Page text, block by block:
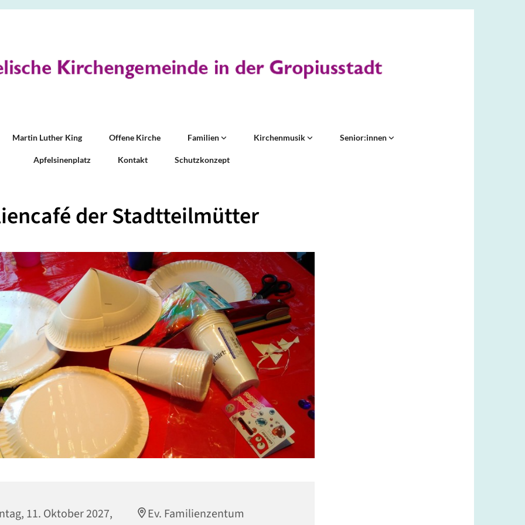
Martin Luther King Offene Kirche Familien Kirchenmusik Senior:innen
Apfelsinenplatz Kontakt Schutzkonzept
der Stadtteilmütter
11. Oktober 2027,
Ev. Familienzentum